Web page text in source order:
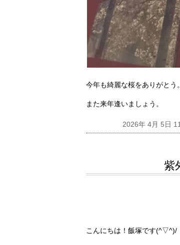
今年も綺麗な桜をありがとう。
また来年逢いましょう。
2026年 4月 5日
紫
こんにちは！飯塚です(^▽^)/